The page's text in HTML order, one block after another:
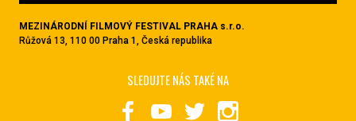
MEZINÁRODNÍ FILMOVÝ FESTIVAL PRAHA s.r.o.
Růžová 13, 110 00 Praha 1, Česká republika
SLEDUJTE NÁS TAKÉ NA